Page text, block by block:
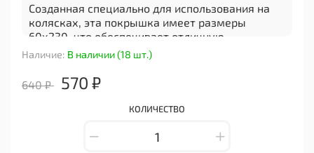
Наличие: В наличии (18 шт.)
640 ₽ 570 ₽
КОЛИЧЕСТВО
Созданная специально для использования на
колясках, эта покрышка имеет размеры
60х230, что обеспечивает отличную
устойчивость и маневренность. Благодаря
своей прочности и износостойкости, она
прослужит вам долгое время, не требуя частых
замен.
профиль протектора, который обеспечивает